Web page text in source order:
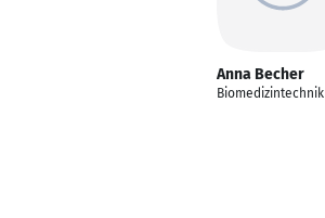
Anna Becher
Biomedizintechnik